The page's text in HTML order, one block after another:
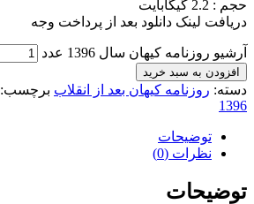
حجم : 2.2 گیگابایت
دریافت لینک دانلود بعد از پرداخت وجه
آرشیو روزنامه کیهان سال 1396 عدد
افزودن به سبد خرید
دسته: روزنامه کیهان بعد از انقلاب برچسب:
1396
توضیحات
نظرات (0)
توضیحات